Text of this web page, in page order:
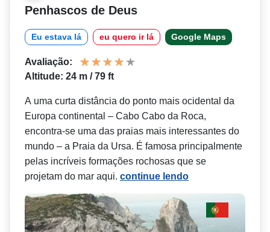
Penhascos de Deus
Eu estava lá eu quero ir lá Google Maps
Avaliação:
Altitude: 24 m / 79 ft
A uma curta distância do ponto mais ocidental da
Europa continental – Cabo Cabo da Roca,
encontra-se uma das praias mais interessantes do
mundo – a Praia da Ursa. É famosa principalmente
pelas incríveis formações rochosas que se
projetam do mar aqui. continue lendo